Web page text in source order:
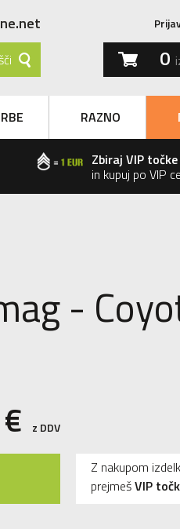
0
RAZNO
Zbiraj VIP točke
in kupuj po VIP
-
€ z DDV
Z nakupom
prejmešVIP